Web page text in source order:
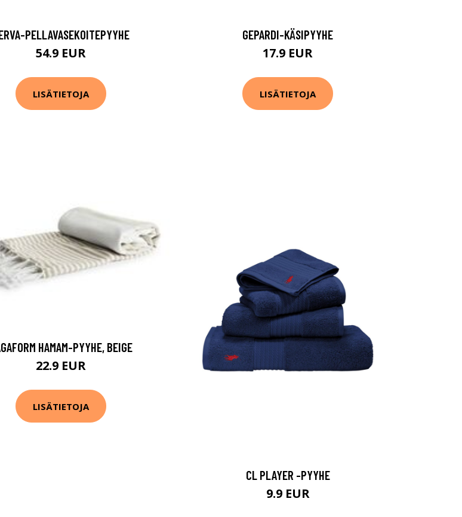
PELLAVASEKOITEPYYHE
54.9 EUR
LISÄTIETOJA
GEPARDI-KÄSIPYYHE
17.9 EUR
LISÄTIETOJA
HAMAM-PYYHE, BEIGE
22.9 EUR
LISÄTIETOJA
CL PLAYER -PYYHE
9.9 EUR